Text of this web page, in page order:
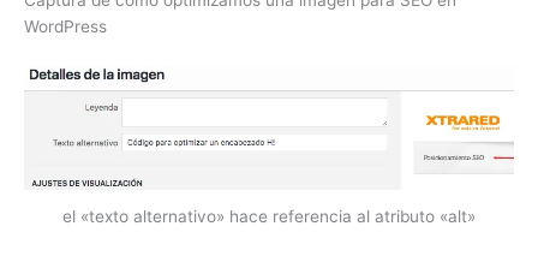
WordPress
el «texto alternativo» hace referencia al atributo «alt»